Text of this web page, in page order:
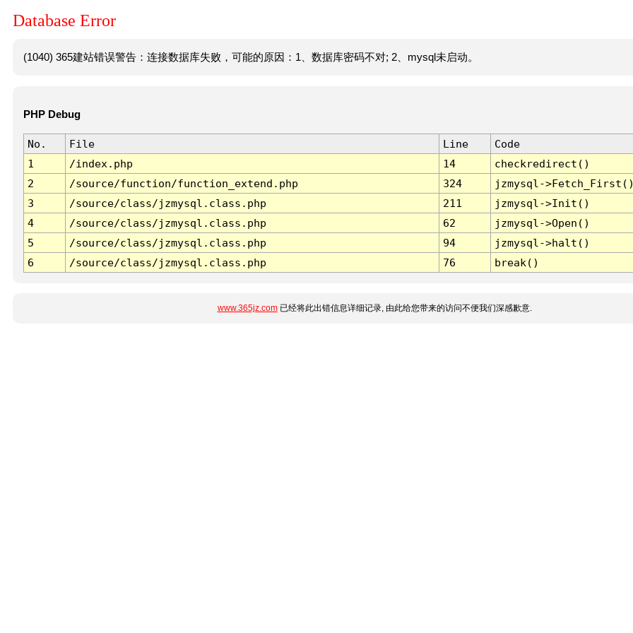
Database Error
(1040) 365建站错误警告：连接数据库失败，可能的原因：1、数据库密码不对; 2、mysql未启动。
PHP Debug
No. File Line
Code
1
/index.php 14
checkredirect()
2
/source/function/function_extend.php 324
jzmysql-
3
/source/class/jzmysql.class.php 211
jzmysql->Init()
4
/source/class/jzmysql.class.php 62
jzmysql->Open()
5
/source/class/jzmysql.class.php 94
jzmysql->halt()
6
/source/class/jzmysql.class.php 76 break()
www.365jz.com已经将此出错信息详细记录, 由此给您带来的访问不便我们深感歉意.